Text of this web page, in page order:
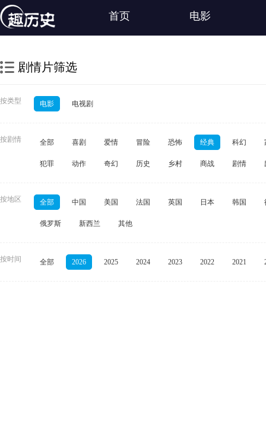
首页 电影
剧情片筛选
按类型 电影 电视剧
按剧情 全部 喜剧 爱情 冒险 恐怖 经典 科幻
犯罪 动作 奇幻 历史 乡村 商战 剧情
按地区 全部 中国 美国 法国 英国 日本 韩国
俄罗斯 新西兰 其他
按时间 全部 2026 2025 2024 2023 2022 2021